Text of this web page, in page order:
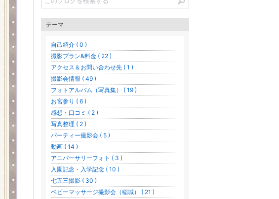
テーマ
自己紹介 ( 0 )
撮影プラン&料金 ( 22 )
アクセス＆お問い合わせ先 ( 1 )
撮影会情報 ( 49 )
フォトアルバム（写真集） ( 19 )
お宮参り ( 6 )
感想・口コミ ( 2 )
写真整理 ( 2 )
パーティー撮影会 ( 5 )
動画 ( 14 )
アニバーサリーフォト ( 3 )
入園記念・入学記念 ( 10 )
七五三撮影 ( 30 )
ベビーマッサージ撮影会（稲城） ( 21 )